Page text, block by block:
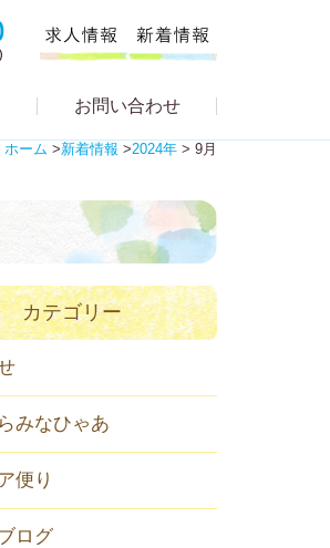
お問い合わせ
ホーム >新着情報 >2024年 > 9月
カテゴリー
みなひゃあ
便り
ログ